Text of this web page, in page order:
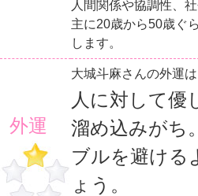
人間関係や協調性、
主に20歳から50歳ぐ
します。
外運
大城斗麻さんの外運
人に対して優
溜め込みがち
ブルを避ける
ょう。